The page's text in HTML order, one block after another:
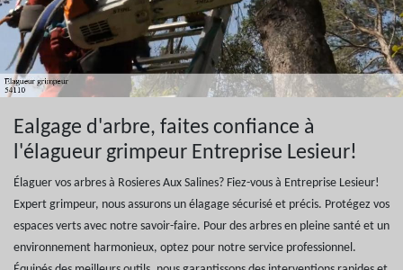
Ealgage d'arbre, faites confiance à
l'élagueur grimpeur Entreprise Lesieur!
Élaguer vos arbres à Rosieres Aux Salines? Fiez-vous à Entreprise Lesieur!
Expert grimpeur, nous assurons un élagage sécurisé et précis. Protégez vos
espaces verts avec notre savoir-faire. Pour des arbres en pleine santé et un
environnement harmonieux, optez pour notre service professionnel.